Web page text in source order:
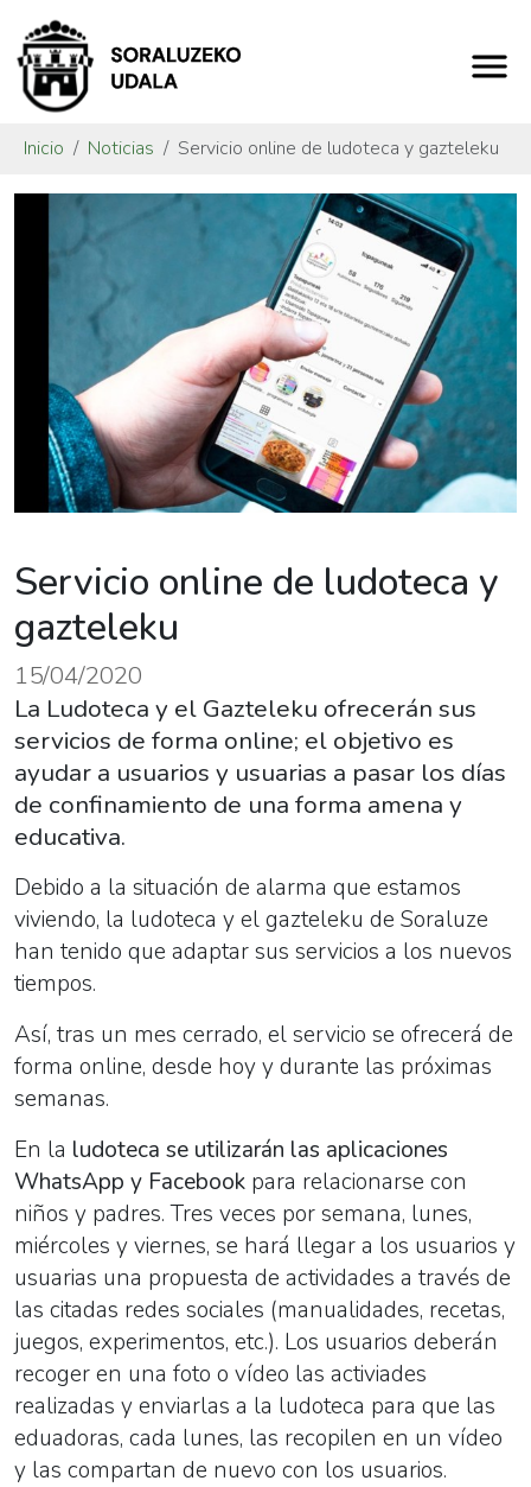
Inicio Noticias Servicio online de ludoteca y gazteleku
Servicio online de ludoteca y
gazteleku
15/04/2020
La Ludoteca y el Gazteleku ofrecerán sus
servicios de forma online; el objetivo es
ayudar a usuarios y usuarias a pasar los días
de confinamiento de una forma amena y
educativa.
Debido a la situación de alarma que estamos
viviendo, la ludoteca y el gazteleku de Soraluze
han tenido que adaptar sus servicios a los nuevos
tiempos.
Así, tras un mes cerrado, el servicio se ofrecerá de
forma online, desde hoy y durante las próximas
semanas.
En la ludoteca se utilizarán las aplicaciones
WhatsApp y Facebook para relacionarse con
niños y padres. Tres veces por semana, lunes,
miércoles y viernes, se hará llegar a los usuarios y
usuarias una propuesta de actividades a través de
las citadas redes sociales (manualidades, recetas,
juegos, experimentos, etc.). Los usuarios deberán
recoger en una foto o vídeo las activiades
realizadas y enviarlas a la ludoteca para que las
eduadoras, cada lunes, las recopilen en un vídeo
y las compartan de nuevo con los usuarios.